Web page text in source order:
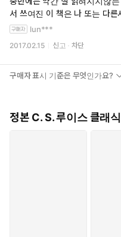
서 쓰여진 이 책은 나 또는 다른
다르게 해석할 수 있는 기회를
(읽으면서 여러번 작가의 시선
악마란 박쥐의 날개에 뿔달린
짜 악마의 속성과는 너무나 동떨어져있다- 그리고 어
재..
lun***
2017.02.15 신고 차단
구매자 표시 기준은 무엇인가요?
정본 C. S. 루이스 클래식